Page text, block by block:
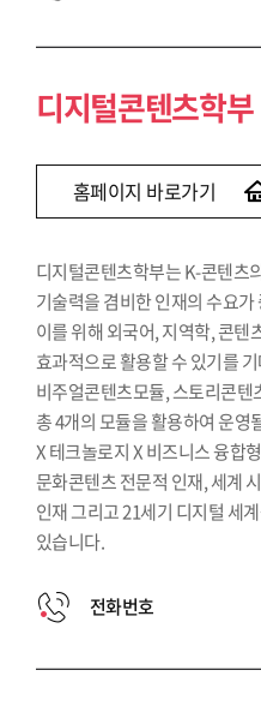
디지털콘텐츠학부
홈페이지 바로가기
디지털콘텐츠학부는 K-콘텐츠
기술력을 겸비한 인재의 수요
이를 위해 외국어, 지역학, 콘텐
효과적으로 활용할 수 있기를
비주얼콘텐츠모듈, 스토리콘
총 4개의 모듈을 활용하여 운영
X 테크놀로지 X 비즈니스 융합
문화콘텐츠 전문적 인재, 세계
인재 그리고 21세기 디지털 세
있습니다.
전화번호